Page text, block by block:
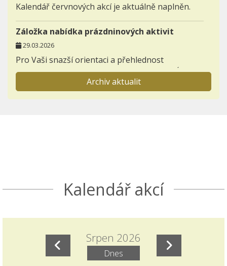
Kalendář červnových akcí je aktuálně naplněn.
Záložka nabídka prázdninových aktivit
29.03.2026
Pro Vaši snazší orientaci a přehlednost
zakládáme novou záložku AKTIVITY - NABÍDKA
PRÁZDNINOVÝCH AKTIVIT.
Seznamte se s akcemi den otevřených dveří a
Škola nanečisto.
Termíny akcí aktuálně doplněných do ročního
Naleznete v ročním plánu školy a samostatném
Archiv aktualit
Kalendář akcí
Srpen 2026
Dnes